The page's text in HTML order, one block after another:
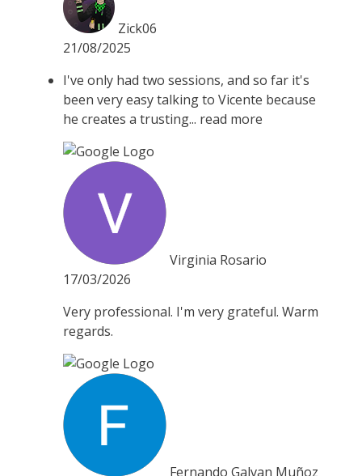
Zick06
21/08/2025
I've only had two sessions, and so far it's
been very easy talking to Vicente because
he creates a trusting... read more
Virginia Rosario
17/03/2026
Very professional. I'm very grateful. Warm
regards.
Fernando Galvan Muñoz